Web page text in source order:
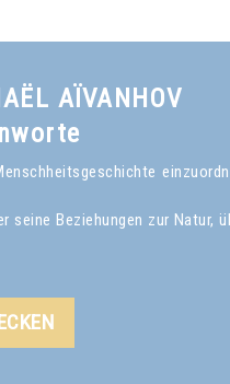
AÏVANHOV
Beziehungen zur